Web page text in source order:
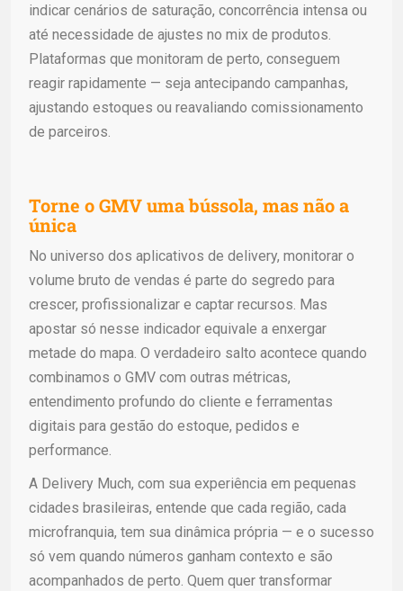
indicar cenários de saturação, concorrência intensa ou
até necessidade de ajustes no mix de produtos.
Plataformas que monitoram de perto, conseguem
reagir rapidamente — seja antecipando campanhas,
ajustando estoques ou reavaliando comissionamento
de parceiros.
Torne o GMV uma bússola, mas não a
única
No universo dos aplicativos de delivery, monitorar o
volume bruto de vendas é parte do segredo para
crescer, profissionalizar e captar recursos. Mas
apostar só nesse indicador equivale a enxergar
metade do mapa. O verdadeiro salto acontece quando
combinamos o GMV com outras métricas,
entendimento profundo do cliente e ferramentas
digitais para gestão do estoque, pedidos e
performance.
A Delivery Much, com sua experiência em pequenas
cidades brasileiras, entende que cada região, cada
microfranquia, tem sua dinâmica própria — e o sucesso
só vem quando números ganham contexto e são
acompanhados de perto. Quem quer transformar